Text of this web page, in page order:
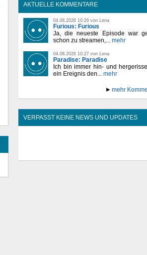
AKTUELLE KOMMENTARE
04.08.2026 10:29 von Lena
Furious: Furious
Ja, die neueste Episode war
schon zu streamen,... mehr
04.08.2026 10:27 von Lena
Paradise: Paradise
Ich bin immer hin- und
ein Ereignis den... mehr
mehr
VERPASST KEINE NEWS UND UPDATES